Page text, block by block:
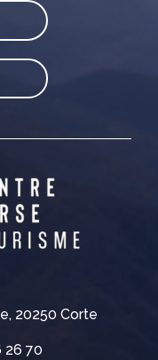
20250 Corte
26 70